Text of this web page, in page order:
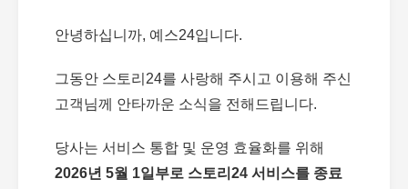
안녕하십니까, 예스24입니다.
그동안 스토리24를 사랑해 주시고 이용해 주신
고객님께 안타까운 소식을 전해드립니다.
당사는 서비스 통합 및 운영 효율화를 위해
2026년 5월 1일부로 스토리24 서비스를 종료